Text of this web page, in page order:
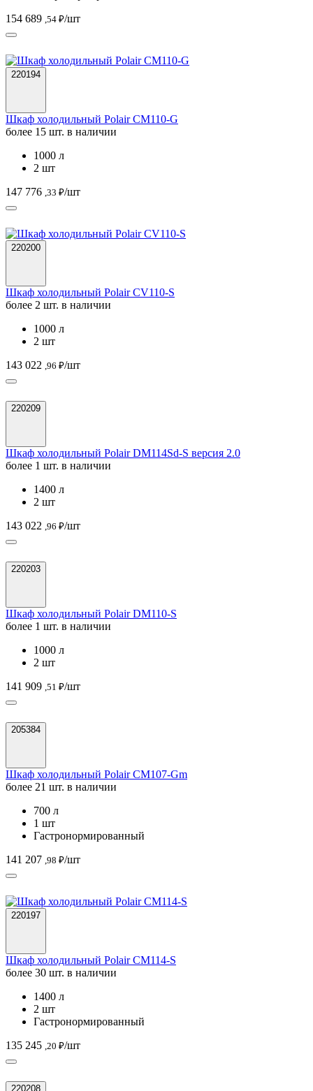
154 689 ,54 ₽/шт
220194
Шкаф холодильный Polair CM110-G
более 15 шт. в наличии
1000 л
2 шт
147 776 ,33 ₽/шт
220200
Шкаф холодильный Polair CV110-S
более 2 шт. в наличии
1000 л
2 шт
143 022 ,96 ₽/шт
220209
Шкаф холодильный Polair DM114Sd-S версия 2.0
более 1 шт. в наличии
1400 л
2 шт
143 022 ,96 ₽/шт
220203
Шкаф холодильный Polair DM110-S
более 1 шт. в наличии
1000 л
2 шт
141 909 ,51 ₽/шт
205384
Шкаф холодильный Polair CM107-Gm
более 21 шт. в наличии
700 л
1 шт
Гастронормированный
141 207 ,98 ₽/шт
220197
Шкаф холодильный Polair CM114-S
более 30 шт. в наличии
1400 л
2 шт
Гастронормированный
135 245 ,20 ₽/шт
220208